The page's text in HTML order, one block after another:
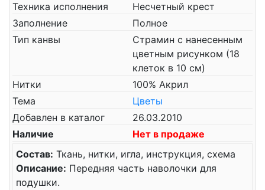
Техника исполнения
Несчетный крест
Заполнение
Полное
Тип канвы
Страмин с нанесенным
цветным рисунком (18
клеток в 10 см)
Нитки
100% Акрил
Тема
Цветы
Добавлен в каталог
26.03.2010
Наличие
Нет в продаже
Состав: Ткань, нитки, игла, инструкция, схема
Описание: Передняя часть наволочки для
подушки.